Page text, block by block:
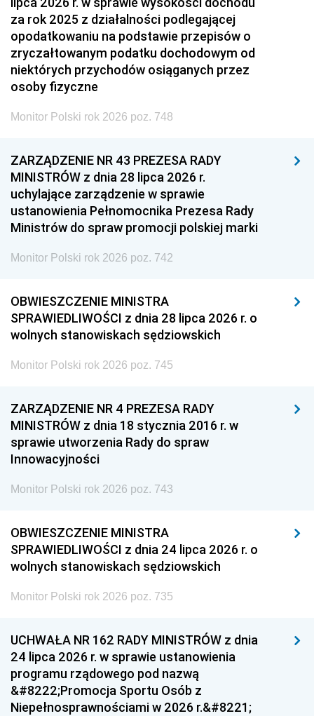
za rok 2025 z działalności podlegającej
opodatkowaniu na podstawie przepisów o
zryczałtowanym podatku dochodowym od
niektórych przychodów osiąganych przez
osoby fizyczne
Monitor Polski rok 2026 poz. 748
ZARZĄDZENIE NR 43 PREZESA RADY
MINISTRÓW z dnia 28 lipca 2026 r.
uchylające zarządzenie w sprawie
ustanowienia Pełnomocnika Prezesa Rady
Ministrów do spraw promocji polskiej marki
Monitor Polski rok 2026 poz. 742
OBWIESZCZENIE MINISTRA
SPRAWIEDLIWOŚCI z dnia 28 lipca 2026 r. o
wolnych stanowiskach sędziowskich
Monitor Polski rok 2026 poz. 745
ZARZĄDZENIE NR 4 PREZESA RADY
MINISTRÓW z dnia 18 stycznia 2016 r. w
sprawie utworzenia Rady do spraw
Innowacyjności
Monitor Polski rok 2026 poz. 743
OBWIESZCZENIE MINISTRA
SPRAWIEDLIWOŚCI z dnia 24 lipca 2026 r. o
wolnych stanowiskach sędziowskich
Monitor Polski rok 2026 poz. 735
UCHWAŁA NR 162 RADY MINISTRÓW z dnia
24 lipca 2026 r. w sprawie ustanowienia
programu rządowego pod nazwą
&#8222;Promocja Sportu Osób z
Niepełnosprawnościami w 2026 r.&#8221;